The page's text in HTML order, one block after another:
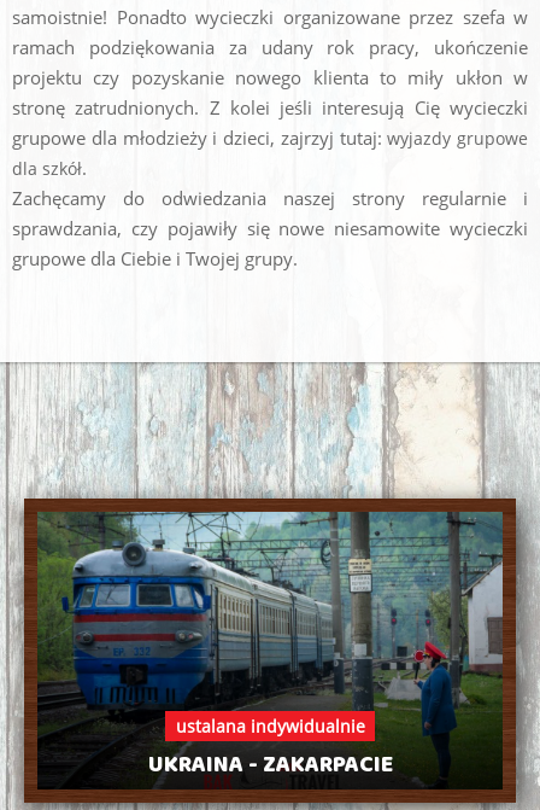
samoistnie! Ponadto wycieczki organizowane przez szefa w
ramach podziękowania za udany rok pracy, ukończenie
projektu czy pozyskanie nowego klienta to miły ukłon w
stronę zatrudnionych. Z kolei jeśli interesują Cię wycieczki
grupowe dla młodzieży i dzieci, zajrzyj tutaj:wyjazdy grupowe
dla szkół.
Zachęcamy do odwiedzania naszej strony regularnie i
sprawdzania, czy pojawiły się nowe niesamowite wycieczki
grupowe dla Ciebie i Twojej grupy.
ustalana indywidualnie
UKRAINA - ZAKARPACIE